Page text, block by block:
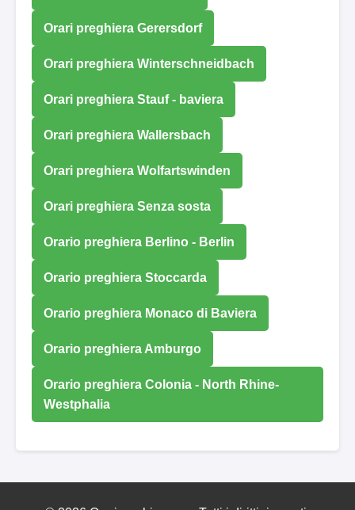
Orari preghiera Gerersdorf
Orari preghiera Winterschneidbach
Orari preghiera Stauf - baviera
Orari preghiera Wallersbach
Orari preghiera Wolfartswinden
Orari preghiera Senza sosta
Orario preghiera Berlino - Berlin
Orario preghiera Stoccarda
Orario preghiera Monaco di Baviera
Orario preghiera Amburgo
Orario preghiera Colonia - North Rhine-
Westphalia